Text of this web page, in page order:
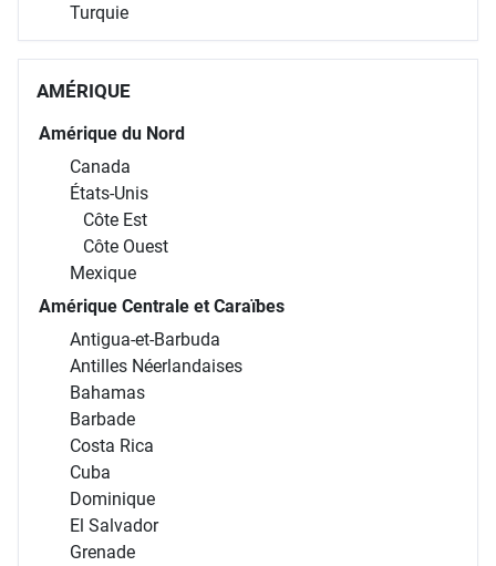
Turquie
AMÉRIQUE
Amérique du Nord
Canada
États-Unis
Côte Est
Côte Ouest
Mexique
Amérique Centrale et Caraïbes
Antigua-et-Barbuda
Antilles Néerlandaises
Bahamas
Barbade
Costa Rica
Cuba
Dominique
El Salvador
Grenade